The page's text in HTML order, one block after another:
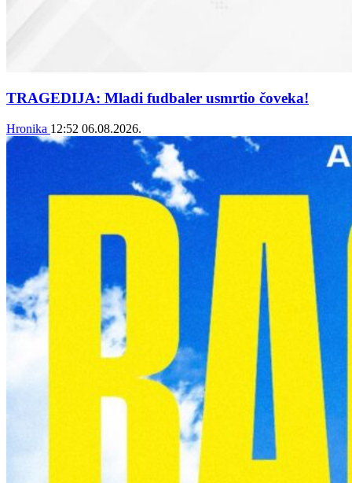
TRAGEDIJA: Mladi fudbaler usmrtio čoveka!
Hronika 12:52 06.08.2026.